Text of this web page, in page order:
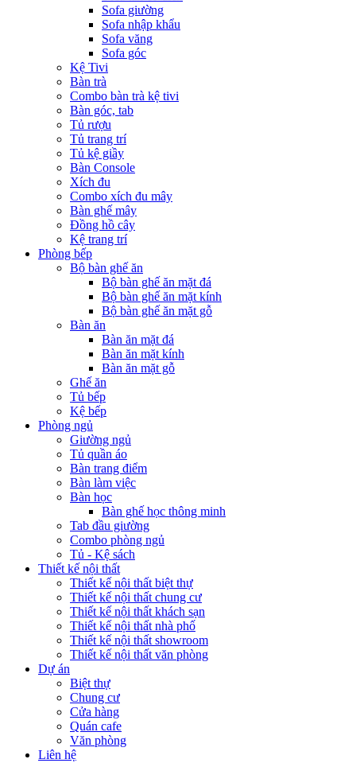
Sofa giường
Sofa nhập khẩu
Sofa văng
Sofa góc
Kệ Tivi
Bàn trà
Combo bàn trà kệ tivi
Bàn góc, tab
Tủ rượu
Tủ trang trí
Tủ kệ giầy
Bàn Console
Xích đu
Combo xích đu mây
Bàn ghế mây
Đồng hồ cây
Kệ trang trí
Phòng bếp
Bộ bàn ghế ăn
Bộ bàn ghế ăn mặt đá
Bộ bàn ghế ăn mặt kính
Bộ bàn ghế ăn mặt gỗ
Bàn ăn
Bàn ăn mặt đá
Bàn ăn mặt kính
Bàn ăn mặt gỗ
Ghế ăn
Tủ bếp
Kệ bếp
Phòng ngủ
Giường ngủ
Tủ quần áo
Bàn trang điểm
Bàn làm việc
Bàn học
Bàn ghế học thông minh
Tab đầu giường
Combo phòng ngủ
Tủ - Kệ sách
Thiết kế nội thất
Thiết kế nội thất biệt thự
Thiết kế nội thất chung cư
Thiết kế nội thất khách sạn
Thiết kế nội thất nhà phố
Thiết kế nội thất showroom
Thiết kế nội thất văn phòng
Dự án
Biệt thự
Chung cư
Cửa hàng
Quán cafe
Văn phòng
Liên hệ